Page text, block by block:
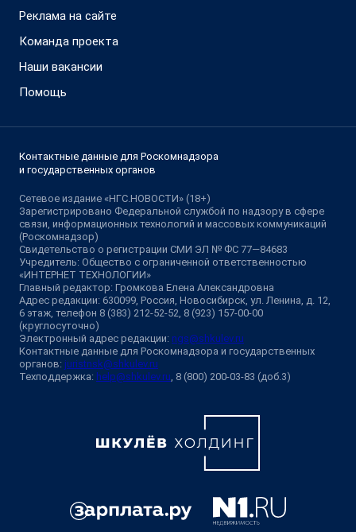
Реклама на сайте
Команда проекта
Наши вакансии
Помощь
Контактные данные для Роскомнадзора
и государственных органов
Сетевое издание «НГС.НОВОСТИ» (18+)
Зарегистрировано Федеральной службой по надзору в сфере
связи, информационных технологий и массовых коммуникаций
(Роскомнадзор)
Свидетельство о регистрации СМИ ЭЛ № ФС 77—84683
Учредитель: Общество с ограниченной ответственностью
«ИНТЕРНЕТ ТЕХНОЛОГИИ»
Главный редактор: Громкова Елена Александровна
Адрес редакции: 630099, Россия, Новосибирск, ул. Ленина, д. 12,
6 этаж, телефон 8 (383) 212-52-52, 8 (923) 157-00-00
(круглосуточно)
Электронный адрес редакции: ngs@shkulev.ru
Контактные данные для Роскомнадзора и государственных
органов: juristnsk@shkulev.ru
Техподдержка: help@shkulev.ru, 8 (800) 200-03-83 (доб.3)